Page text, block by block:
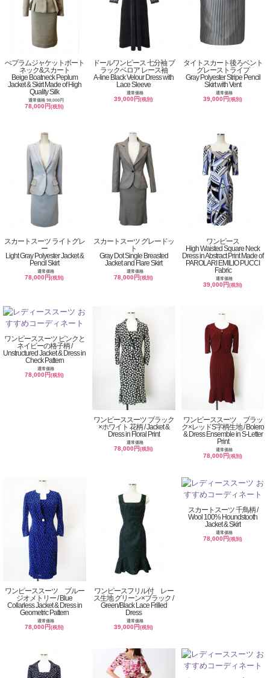
ぺプラムジャケットボート
ネック&スカート
Beige Boatneck Peplum
Jacket & Skirt Made of High
Quality Silk
通常価格 98,000円
78,000円(税別)
ドールワンピース 七分袖 ブ
ラックベロア レース袖
A-line Black Velour Dress with
Lace Sleeve
通常価格
39,000円(税別)
タイトスカート後ろベント
グレーストライプ
Gray Polyester Stripe Pencil
Skirt with Vent
通常価格
39,000円(税別)
スカートスーツ ライトグレ
ー
Light Gray Polyester Jacket &
Pencil Skirt
通常価格
78,000円(税別)
スカートスーツ グレードッ
ト
Gray Dot Single Breasted
Jacket and Flare Skirt
通常価格
78,000円(税別)
ワンピース
High Waisted Square Neck
Dress in Abstract Print Made of
PAROLARI EMILIO PUCCI
Fabric
通常価格
39,000円(税別)
ワンピーススーツ ピンクと
ネイビーの格子柄 /
Unstructured Jacket & Dress in
Check Pattern
通常価格
78,000円(税別)
ワンピーススーツ ブラック
×ホワイト 花柄 / Jacket &
Dress in Floral Print
通常価格
78,000円(税別)
ワンピーススーツ ブラッ
ク×レッドS字柄生地 / Bolero
& Dress Ensemble in S-Letter
Print
通常価格
78,000円(税別)
ワンピーススーツ ブルー
ジオメトリー / Blue
Collarless Jacket & Dress in
Geometric Pattern
通常価格
78,000円(税別)
ワンピースフリル付 レー
ス生地 グリーン×ブラック /
Green/Black Lace Frilled
Dress
通常価格
39,000円(税別)
スカートスーツ 千鳥柄 /
Wool 100% Houndstooth
Jacket & Skirt
通常価格
78,000円(税別)